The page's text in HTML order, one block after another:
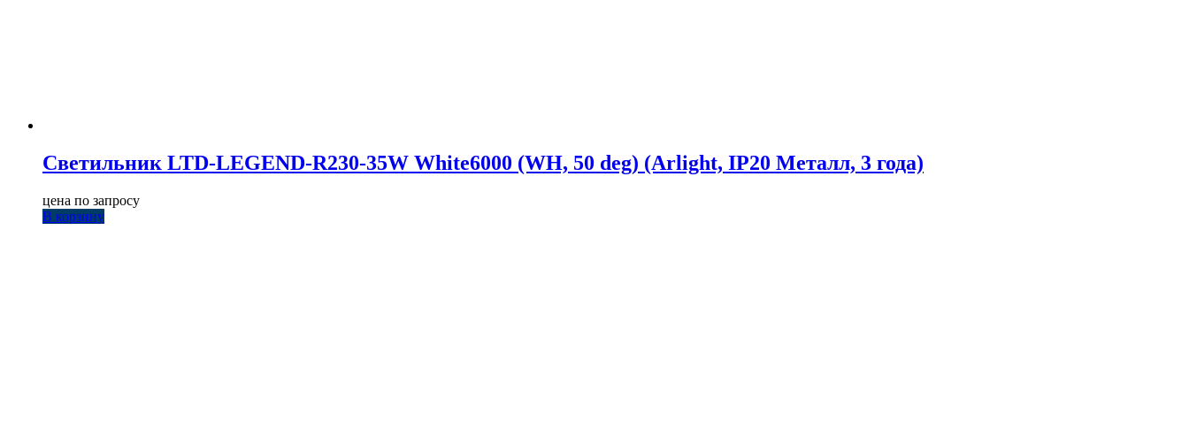
Светильник LTD-LEGEND-R230-35W White6000 (WH, 50 deg) (Arlight, IP20 Металл, 3 года)
цена по запросу
В корзину